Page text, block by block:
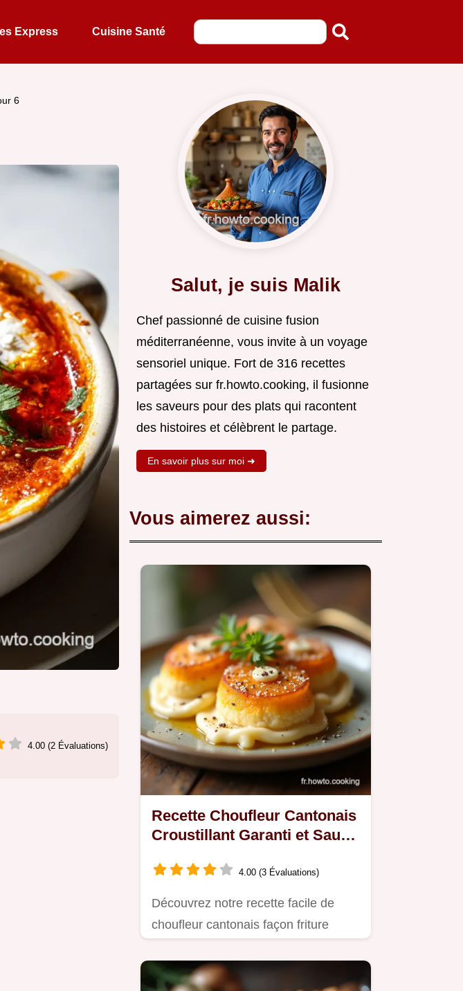
Express Cuisine Santé
6
4.00 (2 Évaluations)
Salut, je suis Malik
Chef passionné de cuisine fusion
méditerranéenne, vous invite à un voyage
sensoriel unique. Fort de 316 recettes
partagées sur fr.howto.cooking, il fusionne
les saveurs pour des plats qui racontent
des histoires et célèbrent le partage.
En savoir plus sur moi ➜
Vous aimerez aussi:
Recette Choufleur Cantonais
Croustillant Garanti et Sauce
4.00 (3 Évaluations)
Découvrez notre recette facile de
choufleur cantonais façon friture